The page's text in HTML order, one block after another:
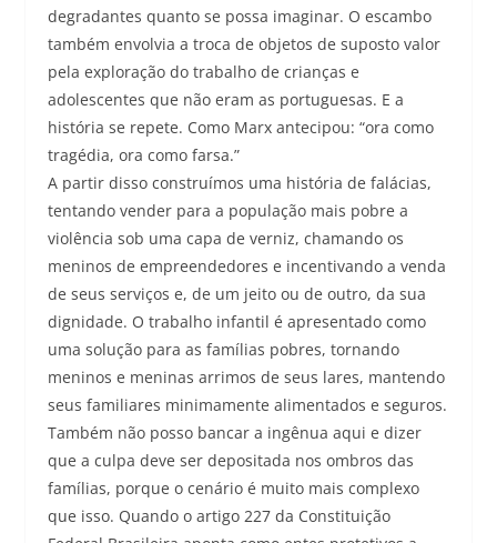
degradantes quanto se possa imaginar. O escambo
também envolvia a troca de objetos de suposto valor
pela exploração do trabalho de crianças e
adolescentes que não eram as portuguesas. E a
história se repete. Como Marx antecipou: “ora como
tragédia, ora como farsa.”
A partir disso construímos uma história de falácias,
tentando vender para a população mais pobre a
violência sob uma capa de verniz, chamando os
meninos de empreendedores e incentivando a venda
de seus serviços e, de um jeito ou de outro, da sua
dignidade. O trabalho infantil é apresentado como
uma solução para as famílias pobres, tornando
meninos e meninas arrimos de seus lares, mantendo
seus familiares minimamente alimentados e seguros.
Também não posso bancar a ingênua aqui e dizer
que a culpa deve ser depositada nos ombros das
famílias, porque o cenário é muito mais complexo
que isso. Quando o artigo 227 da Constituição